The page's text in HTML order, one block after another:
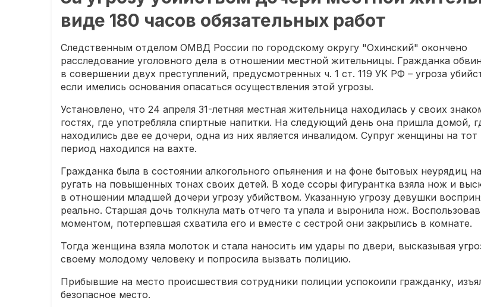
виде 180 часов обязательных работ
Следственным отделом ОМВД России по городскому округу "Охинский" окончено
расследование уголовного дела в отношении местной жительницы. Гражданка
в совершении двух преступлений, предусмотренных ч. 1 ст. 119 УК РФ – угроза
если имелись основания опасаться осуществления этой угрозы.
Установлено, что 24 апреля 31-летняя местная жительница находилась у своих
гостях, где употребляла спиртные напитки. На следующий день она пришла домой,
находились две ее дочери, одна из них является инвалидом. Супруг женщины на тот
период находился на вахте.
Гражданка была в состоянии алкогольного опьянения и на фоне бытовых неурядиц
ругать на повышенных тонах своих детей. В ходе ссоры фигурантка взяла нож и
в отношении младшей дочери угрозу убийством. Указанную угрозу девушки
реально. Старшая дочь толкнула мать отчего та упала и выронила нож.
моментом, потерпевшая схватила его и вместе с сестрой они закрылись в комнате.
Тогда женщина взяла молоток и стала наносить им удары по двери, высказывая
своему молодому человеку и попросила вызвать полицию.
Прибывшие на место происшествия сотрудники полиции успокоили гражданку,
безопасное место.